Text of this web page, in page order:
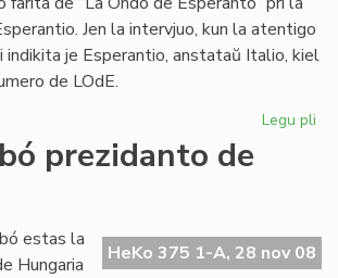
Jen la intervjuo, kun la atentigo
indikita je Esperantio, anstataŭ Italio, kiel
de LOdE.
Legu pli
prezidanto de
HeKo 375 1-A, 28 nov 08
estas la
Hungaria